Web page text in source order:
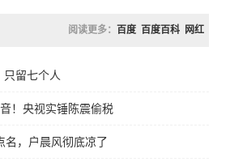
阅读更多： 百度 百度百科 网红
只留七个人
！央视实锤陈震偷税
名，户晨风彻底凉了